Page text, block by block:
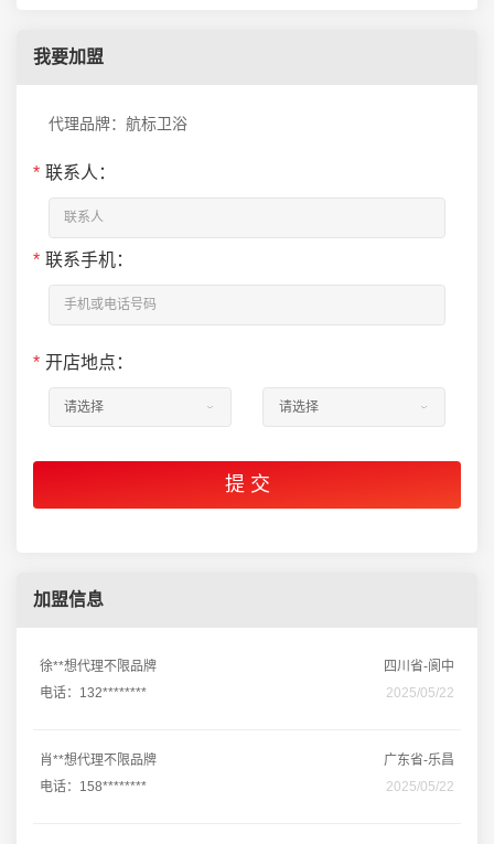
我要加盟
代理品牌：航标卫浴
* 联系人：
* 联系手机：
* 开店地点：
加盟信息
徐**想代理不限品牌
四川省-阆中
电话：132********
2025/05/22
肖**想代理不限品牌
广东省-乐昌
电话：158********
2025/05/22